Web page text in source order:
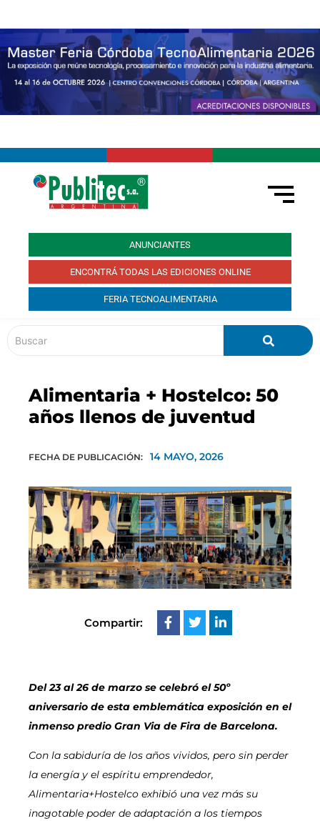
ANUNCIANTES
ENCONTRÁ TODAS LAS EDICIONES ONLINE
FERIA TECNOALIMENTARIA
Alimentaria + Hostelco: 50
años llenos de juventud
FECHA DE PUBLICACIÓN: 14 MAYO, 2026
Compartir:
Del 23 al 26 de marzo se celebró el 50º
aniversario de esta emblemática exposición en el
inmenso predio Gran Via de Fira de Barcelona.
Con la sabiduría de los años vividos, pero sin perder
la energía y el espíritu emprendedor,
Alimentaria+Hostelco exhibió una vez más su
inagotable poder de adaptación a los tiempos